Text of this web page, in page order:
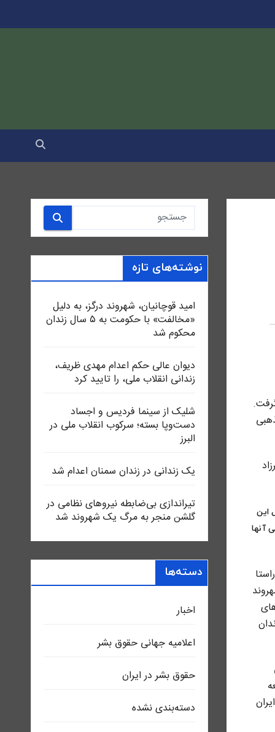
قرار گرفت.
و مهرزاد
منزل این
آنها
در روستای روشنکوه ساری مصادره و یا تخریب شد. همچنین روز یکشنبه ۹ مرداد، ۷ شهروند
نیروهای
از زندان
نوشته‌های تازه
امید قوچانیان، شهروند درگز، به دلیل
«مخالفت» با حکومت به ۵ سال زندان
محکوم شد
دیوان عالی حکم اعدام مهدی ظریف،
زندانی انقلاب ملی، را تایید کرد
شلیک از سینما فردیس و اجساد
دست‌وپا بسته؛ سرکوب انقلاب ملی در
البرز
یک زندانی در زندان سمنان اعدام شد
تیراندازی بی‌ضابطه نیروهای نظامی در
گلشن منجر به مرگ یک شهروند شد
دسته‌ها
اخبار
اعلاميه جهانی حقوق بشر
حقوق بشر در ایران
دسته‌بندی نشده